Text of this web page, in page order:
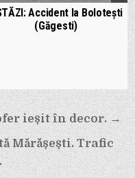
Accident la Bolotești
(Găgesti)
ieșit în decor. →
Mărășești. Trafic